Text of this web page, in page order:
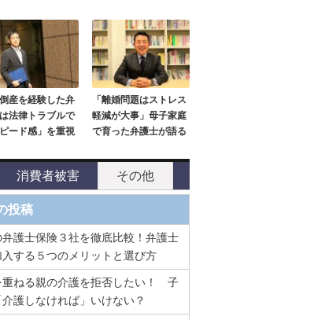
産を経験した弁
法律トラブルで
ピード感」を重視
「離婚問題はストレス
軽減が大事」母子家庭
で育った弁護士が語る
消費者被害 その他
投稿
弁護士保険３社を徹底比較！弁護士
する５つのメリットと選び方
重ねる親の介護を拒否したい！ 子
護しなければ」いけない？